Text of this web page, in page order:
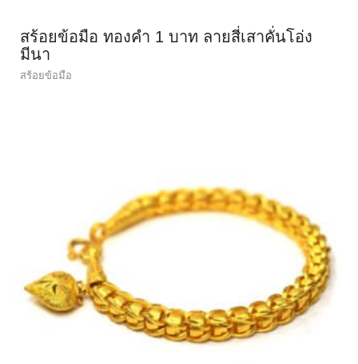
สร้อยข้อมือ ทองคำ 1 บาท ลายสี่เสาคั่นโอ่ง
มีนา
สร้อยข้อมือ